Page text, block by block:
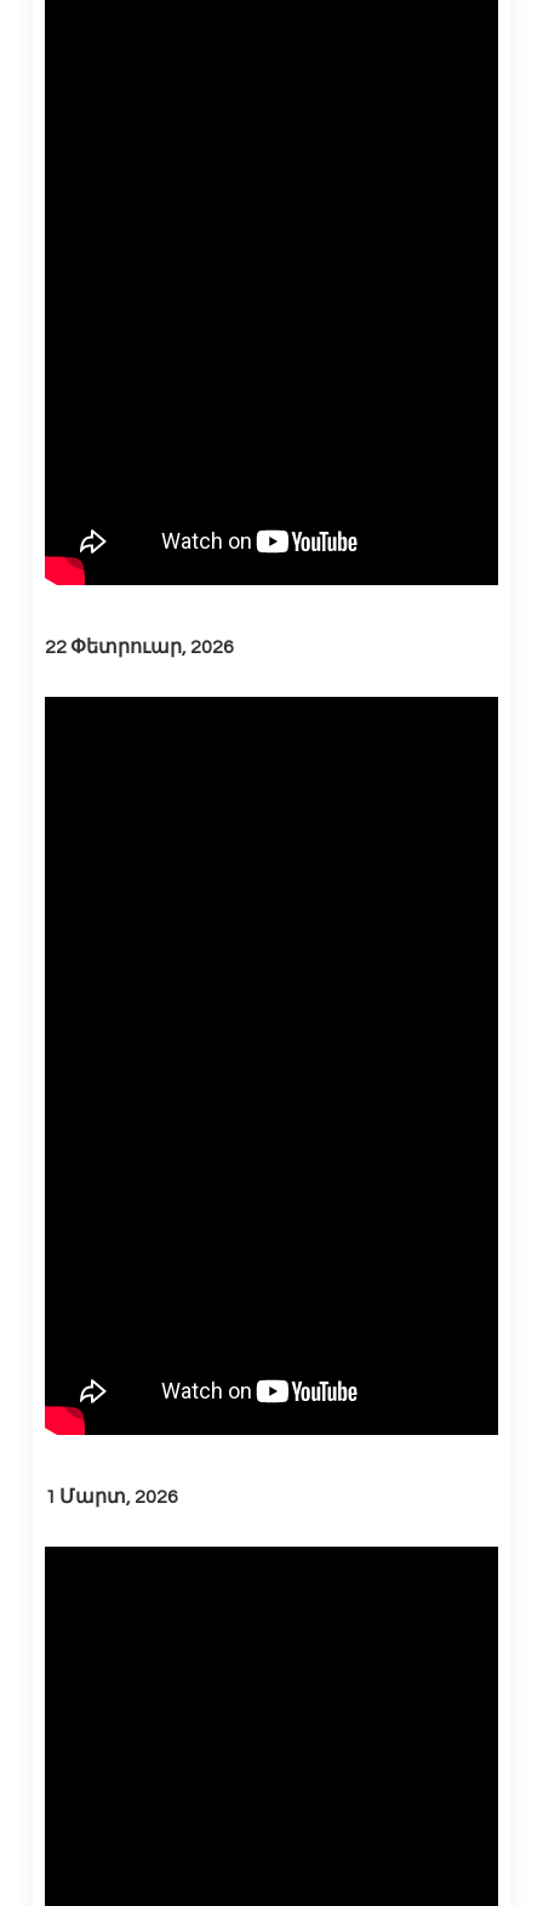
22 Փետրուար, 2026
1 Մարտ, 2026